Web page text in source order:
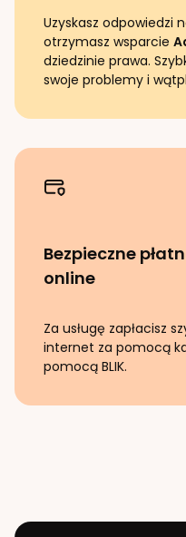
Uzyskasz odpowiedzi
otrzymasz wsparcie
dziedzinie prawa.
swoje problemy i
Bezpieczne
online
Za usługę zapłacisz
internet za pomocą
pomocą BLIK.